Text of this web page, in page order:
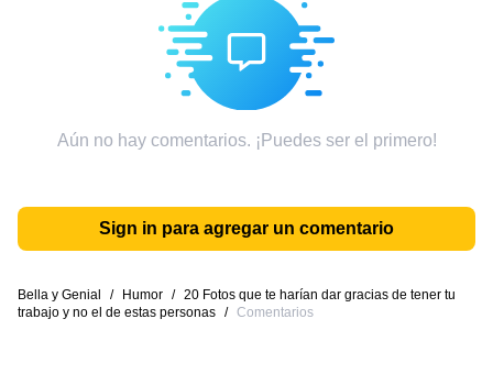
Aún no hay comentarios. ¡Puedes ser el primero!
Sign in para agregar un comentario
Bella y Genial / Humor / 20 Fotos que te harían dar gracias de tener tu
trabajo y no el de estas personas / Comentarios